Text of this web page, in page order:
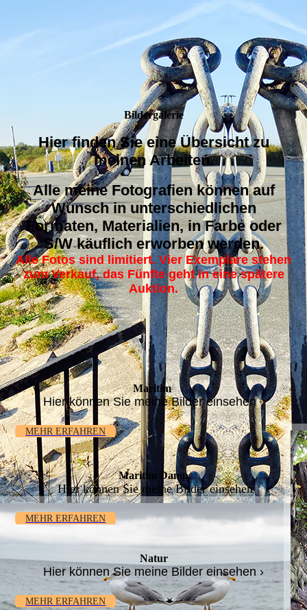
Bilder­galerie
Hier finden Sie eine Übersicht zu
meinen Arbeiten.
Alle meine Fotografien können auf
Wunsch in unterschiedlichen
Formaten, Materialien, in Farbe oder
S/W käuflich erworben werden.
Alle Fotos sind limitiert. Vier Exemplare stehen
zum Verkauf, das Fünfte geht in eine spätere
Auktion.
Maritim
Hier können Sie meine Bilder einsehen›
MEHR ERFAHREN
Maritim Damp
Hier können Sie meine Bilder einsehen
MEHR ERFAHREN
Natur
Hier können Sie meine Bilder einsehen ›
MEHR ERFAHREN